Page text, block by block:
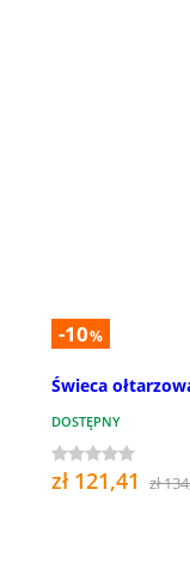
-10%
Świeca
DOSTĘPNY
zł 121,41 zł